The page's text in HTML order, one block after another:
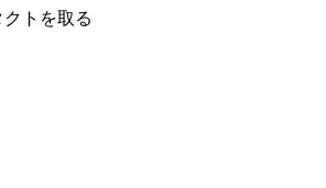
トを取る